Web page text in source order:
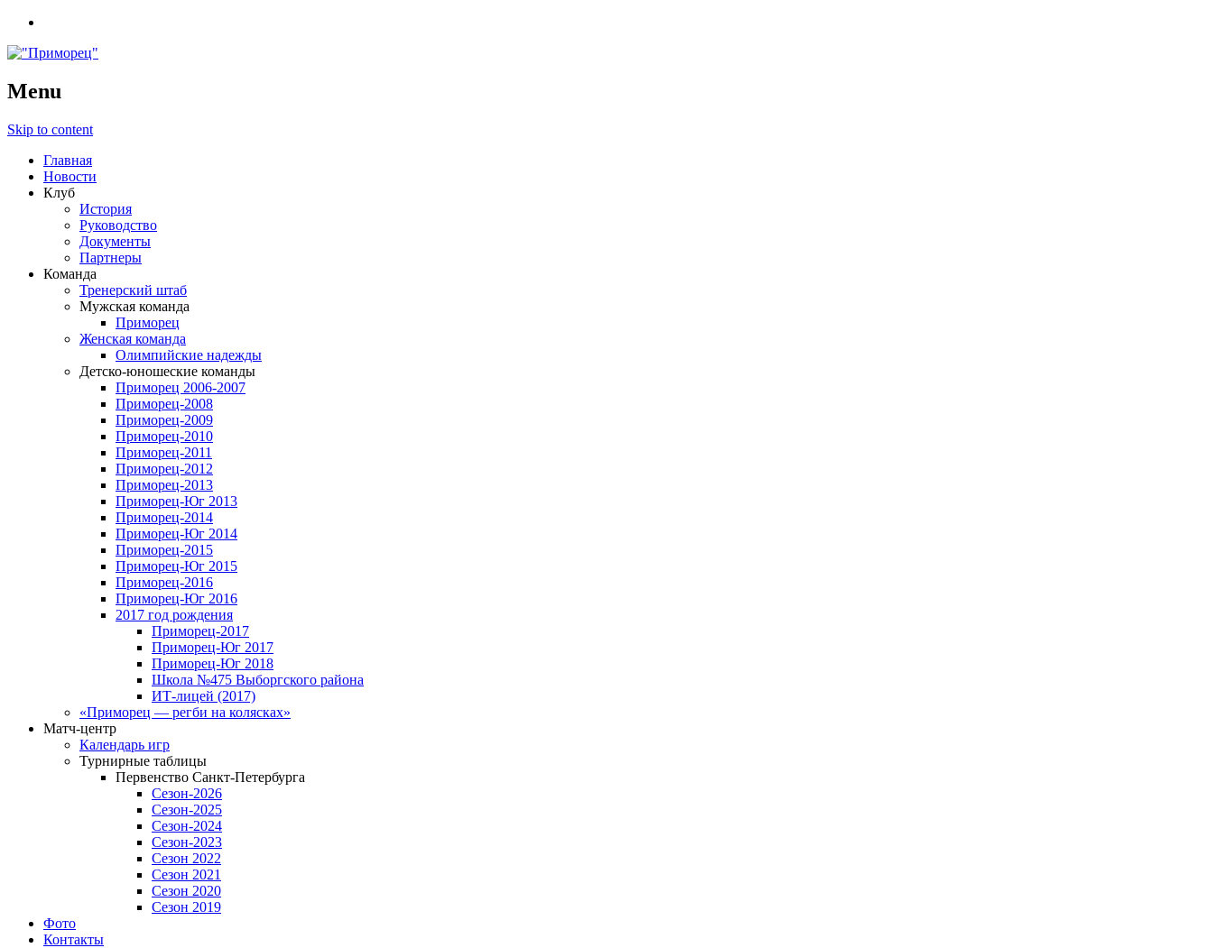
Menu
Skip to content
Главная
Новости
Клуб
История
Руководство
Документы
Партнеры
Команда
Тренерский штаб
Мужская команда
Приморец
Женская команда
Олимпийские надежды
Детско-юношеские команды
Приморец 2006-2007
Приморец-2008
Приморец-2009
Приморец-2010
Приморец-2011
Приморец-2012
Приморец-2013
Приморец-Юг 2013
Приморец-2014
Приморец-Юг 2014
Приморец-2015
Приморец-Юг 2015
Приморец-2016
Приморец-Юг 2016
2017 год рождения
Приморец-2017
Приморец-Юг 2017
Приморец-Юг 2018
Школа №475 Выборгского района
ИТ-лицей (2017)
«Приморец — регби на колясках»
Матч-центр
Календарь игр
Турнирные таблицы
Первенство Санкт-Петербурга
Сезон-2026
Сезон-2025
Сезон-2024
Сезон-2023
Сезон 2022
Сезон 2021
Сезон 2020
Сезон 2019
Фото
Контакты